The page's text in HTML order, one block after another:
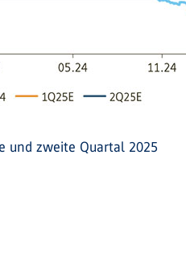
und zweite Quartal 2025